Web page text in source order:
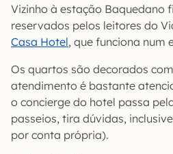
Vizinho à estação Baquedano
reservados pelos leitores do
Casa Hotel, que funciona num
Os quartos são decorados
atendimento é bastante
o concierge do hotel passa
passeios, tira dúvidas,
por conta própria).